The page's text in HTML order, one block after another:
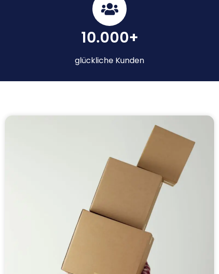
10.000+
glückliche Kunden